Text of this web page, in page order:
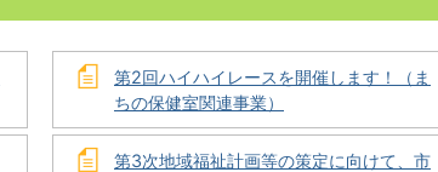
第2回ハイハイレースを開催します！（ま
ちの保健室関連事業）
第3次地域福祉計画等の策定に向けて、市